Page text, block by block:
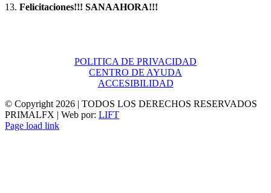
13. Felicitaciones!!! SANAAHORA!!!
POLITICA DE PRIVACIDAD
CENTRO DE AYUDA
ACCESIBILIDAD
© Copyright 2026 | TODOS LOS DERECHOS RESERVADOS
PRIMALFX | Web por: LIFT
Page load link